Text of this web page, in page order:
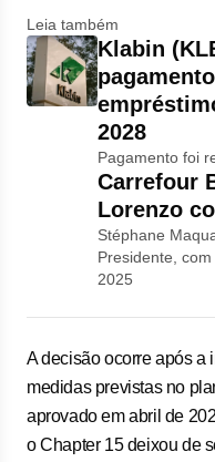
Leia também
Klabin
2028
Pagamento foi
Carrefour
Lorenzo
Stéphane
Presidente,
2025
A decisão ocorre após a
medidas previstas no
aprovado em abril de
o Chapter 15 deixou de